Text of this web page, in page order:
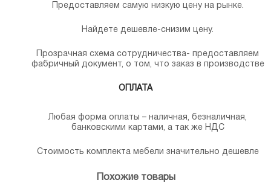
Предоставляем самую низкую цену на рынке.
Найдете дешевле-снизим цену.
Прозрачная схема сотрудничества- предоставляем
фабричный документ, о том, что заказ в производстве
ОПЛАТА
Любая форма оплаты – наличная, безналичная,
банковскими картами, а так же НДС
Стоимость комплекта мебели значительно дешевле
Похожие товары